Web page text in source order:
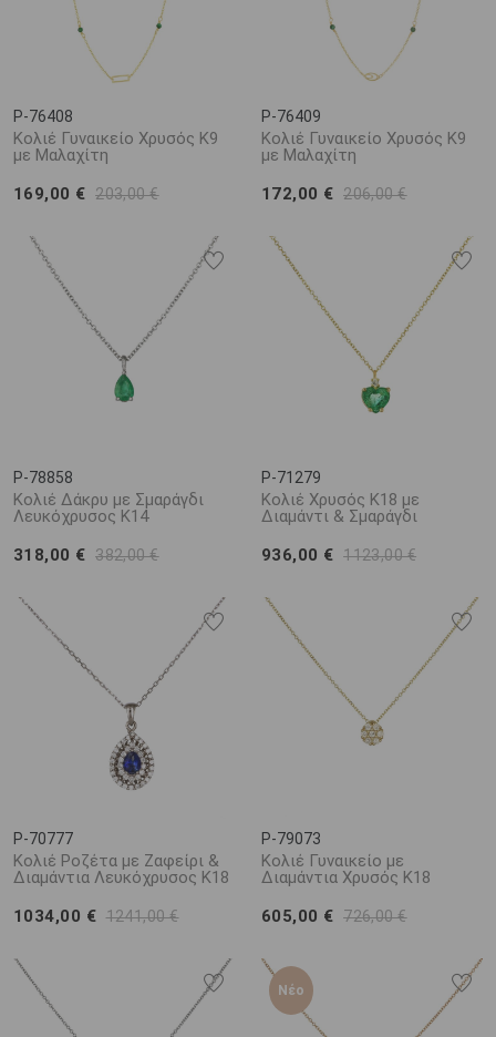
P-76408
Κολιέ Γυναικείο Χρυσός Κ9
με Μαλαχίτη
169,00 € 203,00 €
P-76409
Κολιέ Γυναικείο Χρυσός Κ9
με Μαλαχίτη
172,00 € 206,00 €
P-78858
Κολιέ Δάκρυ με Σμαράγδι
Λευκόχρυσος Κ14
318,00 € 382,00 €
P-71279
Κολιέ Χρυσός Κ18 με
Διαμάντι & Σμαράγδι
936,00 € 1123,00 €
P-70777
Κολιέ Ροζέτα με Ζαφείρι &
Διαμάντια Λευκόχρυσος Κ18
1034,00 € 1241,00 €
P-79073
Κολιέ Γυναικείο με
Διαμάντια Χρυσός K18
605,00 € 726,00 €
Νέο